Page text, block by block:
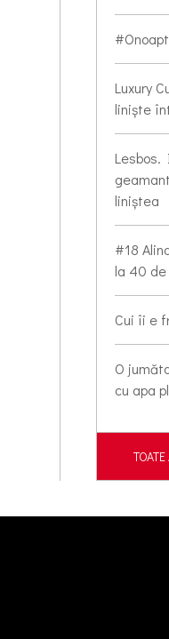
Luxury
liniște
Lesbos.
liniștea
#18
la 40 de
Cui îi e
O
cu apa